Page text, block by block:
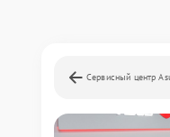
Сервисный центр